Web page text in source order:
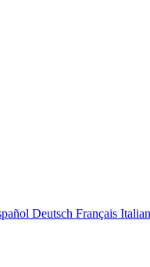
Deutsch Français